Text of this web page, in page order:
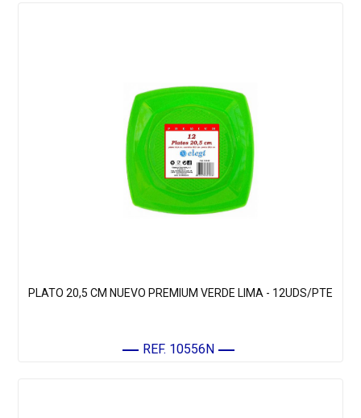
PLATO 20,5 CM NUEVO PREMIUM VERDE LIMA - 12UDS/PTE
REF. 10556N